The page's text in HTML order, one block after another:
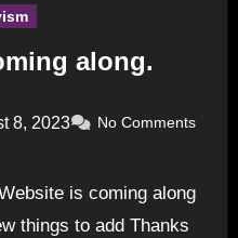
along.
8, 2023 No Comments
is coming along
things to add Thanks